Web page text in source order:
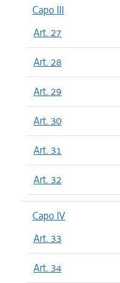
Capo III
Art. 27
Art. 28
Art. 29
Art. 30
Art. 31
Art. 32
Capo IV
Art. 33
Art. 34